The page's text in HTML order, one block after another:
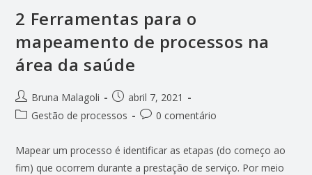
2 Ferramentas para o
mapeamento de processos na
área da saúde
Bruna Malagoli
abril 7, 2021
Gestão de processos
0 comentário
Mapear um processo é identificar as etapas (do começo ao
fim) que ocorrem durante a prestação de serviço. Por meio